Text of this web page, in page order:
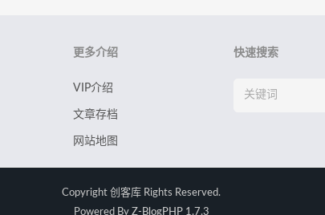
更多介绍
VIP介绍
文章存档
网站地图
快速搜索
Copyright 创客库 Rights Reserved.
Powered By Z-BlogPHP 1.7.3